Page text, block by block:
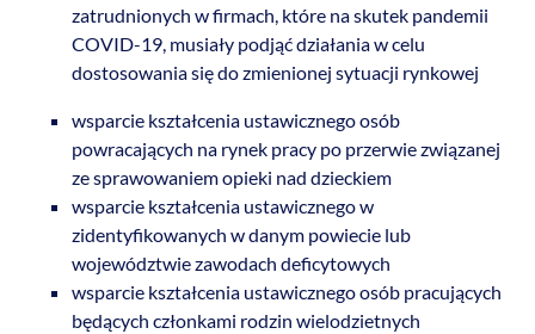
zatrudnionych w firmach, które na skutek pandemii
COVID-19, musiały podjąć działania w celu
dostosowania się do zmienionej sytuacji rynkowej
wsparcie kształcenia ustawicznego osób
powracających na rynek pracy po przerwie związanej
ze sprawowaniem opieki nad dzieckiem
wsparcie kształcenia ustawicznego w
zidentyfikowanych w danym powiecie lub
województwie zawodach deficytowych
wsparcie kształcenia ustawicznego osób pracujących
będących członkami rodzin wielodzietnych